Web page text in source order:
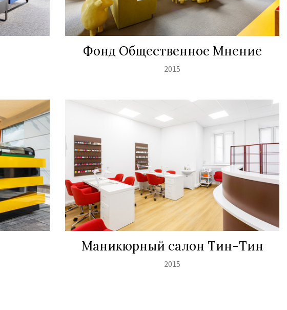
Фонд Общественное Мнение
2015
Маникюрный салон Тин-Тин
2015